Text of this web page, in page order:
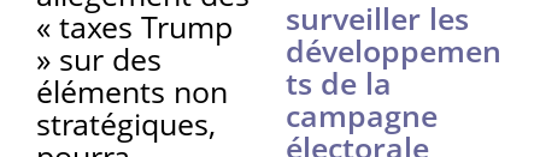
« taxes Trump
» sur des
éléments non
stratégiques,
surveiller les
développemen
ts de la
campagne
électorale